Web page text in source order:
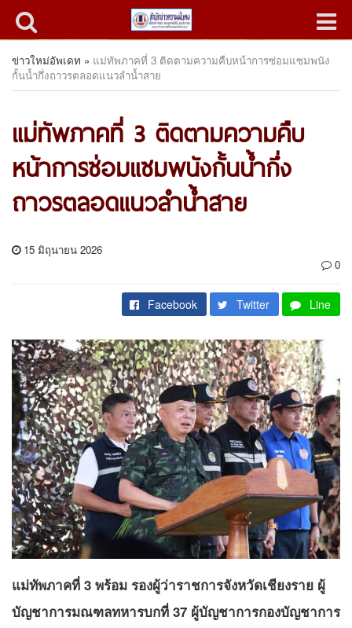
ข่าวใหม่อัพเดท » แม่ทัพภาคที่ 3 ติดตามความคืบหน้าการซ่อมแซมพนัง
กั้นน้ำกึ่งถาวรตลอดแนวลำน้ำสาย
แม่ทัพภาคที่ 3 ติดตามความคืบ
หน้าการซ่อมแซมพนังกั้นน้ำกึ่ง
ถาวรตลอดแนวลำน้ำสาย
15 มิถุนายน 2026
0
Facebook Twitter Line
แม่ทัพภาคที่ 3 พร้อม รองผู้ว่าราชการจังหวัดเชียงราย ผู้
บัญชาการมณฑลทหารบกที่ 37 ผู้บัญชาการกองบัญชาการ